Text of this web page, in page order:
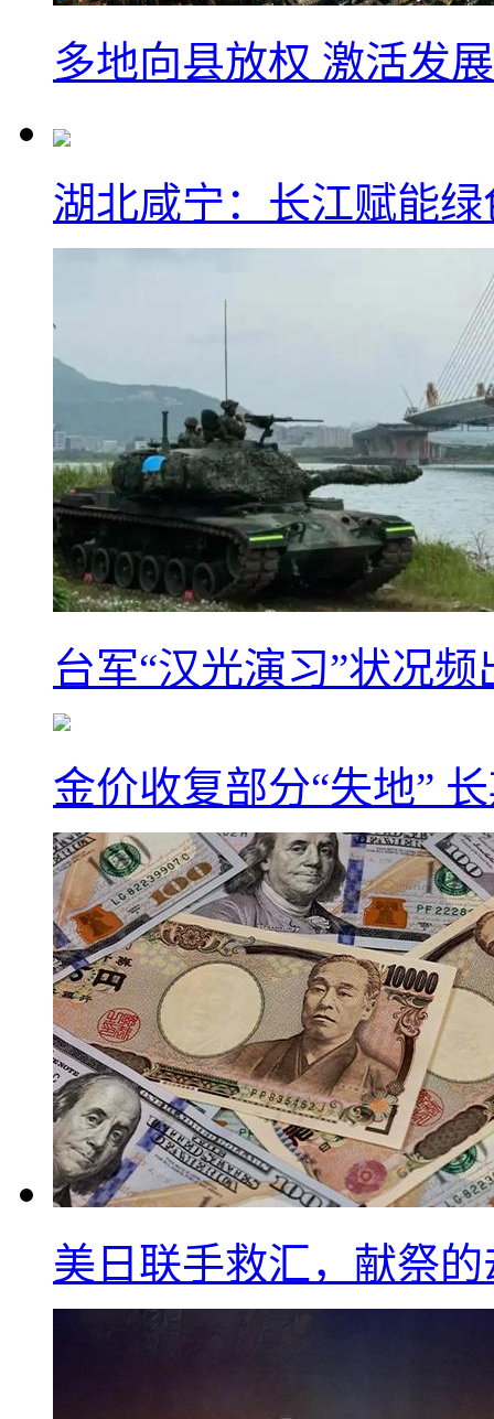
多地向县放权 激活发
湖北咸宁：长江赋能
台军“汉光演习”状况
金价收复部分“失地”
美日联手救汇，献祭